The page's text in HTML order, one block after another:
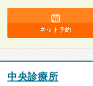
ネット予約
中央診療所